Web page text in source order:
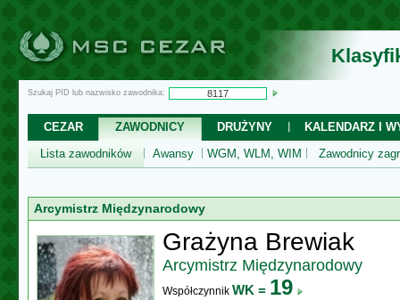
Szukaj PID lub nazwisko zawodnika:
CEZAR ZAWODNICY DRUŻYNY
KALENDARZ I
Lista zawodników
Awansy WGM, WLM, WIM Zawodnicy
Arcymistrz Międzynarodowy
Grażyna Brewiak
Arcymistrz Międzynarodowy
Współczynnik WK = 19